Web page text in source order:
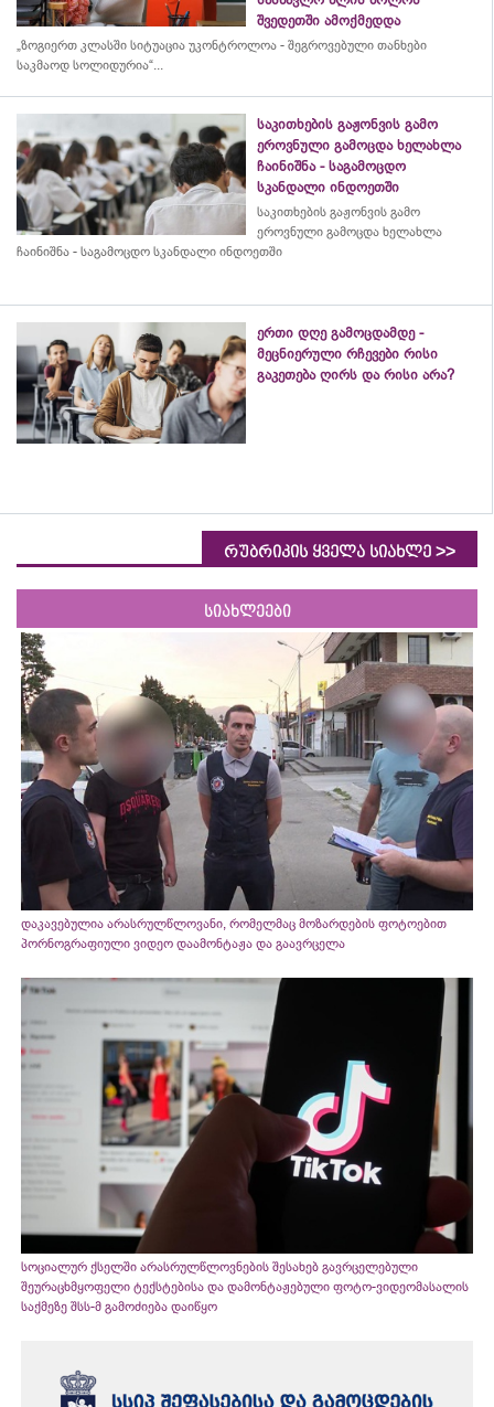
შვედეთში ამოქმედდა
„ზოგიერთ კლასში სიტუაცია უკონტროლოა - შეგროვებული თანხები
საკმაოდ სოლიდურია“...
საკითხების გაჟონვის გამო
ეროვნული გამოცდა ხელახლა
ჩაინიშნა - საგამოცდო
სკანდალი ინდოეთში
საკითხების გაჟონვის გამო
ეროვნული გამოცდა ხელახლა
ჩაინიშნა - საგამოცდო სკანდალი ინდოეთში
ერთი დღე გამოცდამდე -
მეცნიერული რჩევები რისი
გაკეთება ღირს და რისი არა?
რუბრიკის ყველა სიახლე >>
სიახლეები
დაკავებულია არასრულწლოვანი, რომელმაც მოზარდების ფოტოებით
პორნოგრაფიული ვიდეო დაამონტაჟა და გაავრცელა
სოციალურ ქსელში არასრულწლოვნების შესახებ გავრცელებული
შეურაცხმყოფელი ტექსტებისა და დამონტაჟებული ფოტო-ვიდეომასალის
საქმეზე შსს-მ გამოძიება დაიწყო